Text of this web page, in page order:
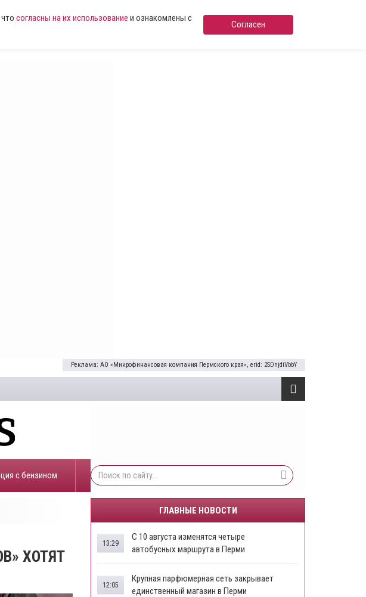
согласны на их использование и ознакомлены с
Согласен
Реклама: АО «Микрофинансовая компания Пермского края», erid: 2SDnjdiVbbY
с бензином
ХОТЯТ
ГЛАВНЫЕ НОВОСТИ
​С 10 августа изменятся четыре
автобусных маршрута в Перми
13:29
​Крупная парфюмерная сеть закрывает
единственный магазин в Перми
12:05